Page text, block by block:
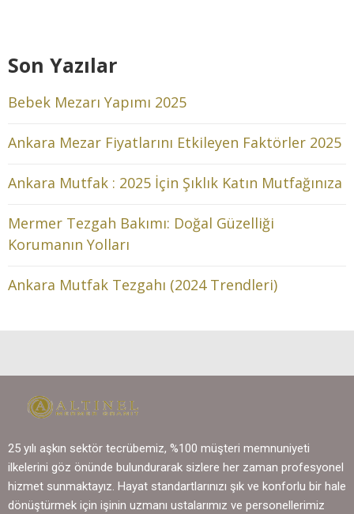
Son Yazılar
Bebek Mezarı Yapımı 2025
Ankara Mezar Fiyatlarını Etkileyen Faktörler 2025
Ankara Mutfak : 2025 İçin Şıklık Katın Mutfağınıza
Mermer Tezgah Bakımı: Doğal Güzelliği
Korumanın Yolları
Ankara Mutfak Tezgahı (2024 Trendleri)
25 yılı aşkın sektör tecrübemiz, %100 müşteri memnuniyeti
ilkelerini göz önünde bulundurarak sizlere her zaman profesyonel
hizmet sunmaktayız. Hayat standartlarınızı şık ve konforlu bir hale
dönüştürmek için işinin uzmanı ustalarımız ve personellerimiz